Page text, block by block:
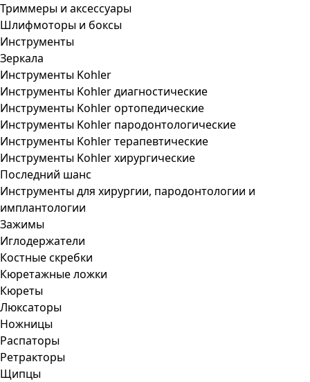
Триммеры и аксессуары
Шлифмоторы и боксы
Инструменты
Зеркала
Инструменты Kohler
Инструменты Kohler диагностические
Инструменты Kohler ортопедические
Инструменты Kohler пародонтологические
Инструменты Kohler терапевтические
Инструменты Kohler хирургические
Последний шанс
Инструменты для хирургии, пародонтологии и
имплантологии
Зажимы
Иглодержатели
Костные скребки
Кюретажные ложки
Кюреты
Люксаторы
Ножницы
Распаторы
Ретракторы
Щипцы